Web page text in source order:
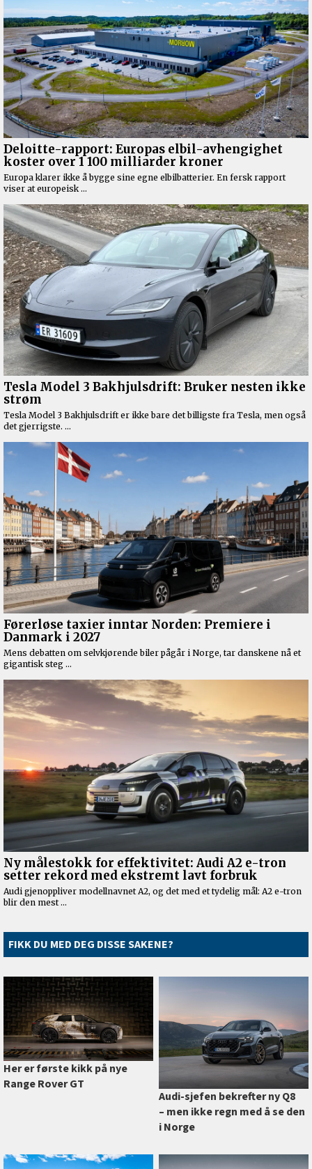
FIKK DU MED DEG DISSE SAKENE?
Her er første kikk på nye
Range Rover GT
Audi-sjefen bekrefter ny Q8
–⁠ men ikke regn med å se den
i Norge